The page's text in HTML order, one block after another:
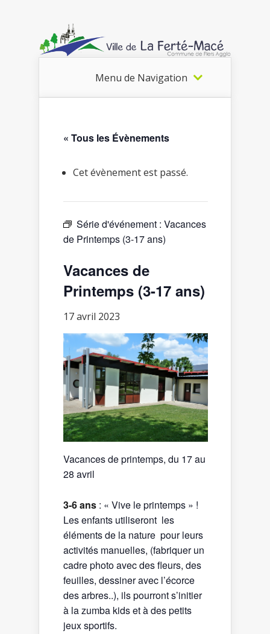
Menu de Navigation
« Tous les Évènements
Cet évènement est passé.
Série d'événement : Vacances
de Printemps (3-17 ans)
Vacances de
Printemps (3-17 ans)
17 avril 2023
Vacances de printemps, du 17 au
28 avril
3-6 ans : « Vive le printemps » !
Les enfants utiliseront les
éléments de la nature pour leurs
activités manuelles, (fabriquer un
cadre photo avec des fleurs, des
feuilles, dessiner avec l’écorce
des arbres..), ils pourront s’initier
à la zumba kids et à des petits
jeux sportifs.